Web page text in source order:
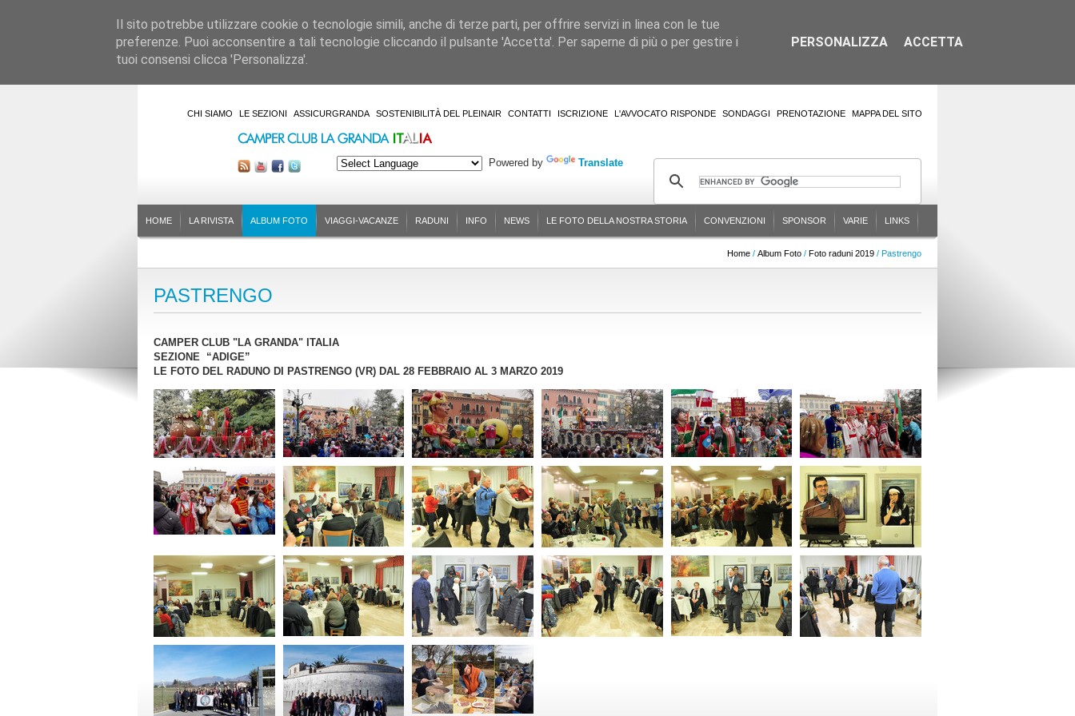
CHI SIAMO LE SEZIONI ASSICURGRANDA SOSTENIBILITÀ DEL PLEINAIR CONTATTI ISCRIZIONE L'AVVOCATO RISPONDE SONDAGGI PRENOTAZIONE MAPPA DEL SITO
Powered by Translate
HOME LA RIVISTA ALBUM FOTO VIAGGI-VACANZE RADUNI INFO NEWS LE FOTO DELLA NOSTRA STORIA CONVENZIONI SPONSOR VARIE LINKS
Home / Album Foto / Foto raduni 2019 / Pastrengo
PASTRENGO
CAMPER CLUB "LA GRANDA" ITALIA
SEZIONE “ADIGE”
LE FOTO DEL RADUNO DI PASTRENGO (VR) DAL 28 FEBBRAIO AL 3 MARZO 2019
Il sito potrebbe utilizzare cookie o tecnologie simili, anche di terze parti, per offrire servizi in linea con le tue
preferenze. Puoi acconsentire a tali tecnologie cliccando il pulsante 'Accetta'. Per saperne di più o per gestire i
tuoi consensi clicca 'Personalizza'.
PERSONALIZZA ACCETTA